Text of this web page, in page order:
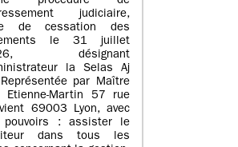
judiciaire,
de cessation des
le 31 juillet
désignant
la Selas Aj
par Maître
Etienne-Martin 57 rue
69003 Lyon, avec
pouvoirs : assister le
dans tous les